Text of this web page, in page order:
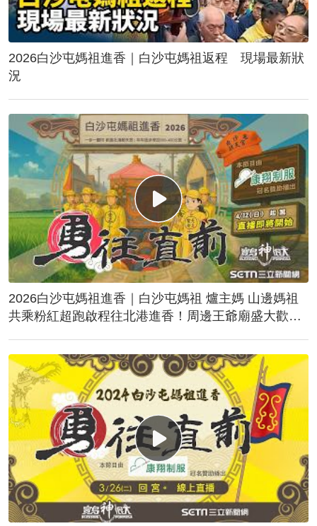
2026白沙屯媽祖進香｜白沙屯媽祖返程 現場最新狀
況
2026白沙屯媽祖進香｜白沙屯媽祖 爐主媽 山邊媽祖
共乘粉紅超跑啟程往北港進香！周邊王爺廟盛大歡